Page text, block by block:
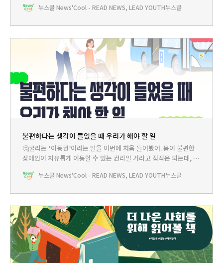
생각이 들었을 때 우리가 해야 할 일PLAY - 우리 동네 이동권을 지켜
뉴스쿨 News'Cool - READ NEWS, LEAD YOUTH뉴스쿨
불편하다는 생각이 들었을 때 우리가 해야 할 일
🤔쿨리는 ‘이동권’이라는 말을 이번에 처음 들어봤어. 몸이 불편한
장애인이 자유롭게 이동할 수 있는 권리일 거라고 짐작은 되는데, 이
으면 벌을 받는 걸까? 궁금한 게 너무 많아. 아무래도 뉴쌤께 여쭤봐
뉴스쿨 News'Cool - READ NEWS, LEAD YOUTH뉴스쿨